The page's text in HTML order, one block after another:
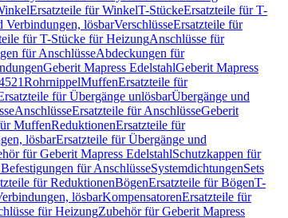
Ersatzteile für WinkelT-StückeErsatzteile für T-
Verbindungen, lösbarVerschlüsseErsatzteile für
für T-Stücke für HeizungAnschlüsse für
für AnschlüsseAbdeckungen für
Geberit Mapress EdelstahlGeberit Mapress
RohrnippelMuffenErsatzteile für
für Übergänge unlösbarÜbergänge und
AnschlüsseErsatzteile für AnschlüsseGeberit
MuffenReduktionenErsatzteile für
lösbarErsatzteile für Übergänge und
für Geberit Mapress EdelstahlSchutzkappen für
für AnschlüsseSystemdichtungenSets
für ReduktionenBögenErsatzteile für BögenT-
lösbarKompensatorenErsatzteile für
für HeizungZubehör für Geberit Mapress